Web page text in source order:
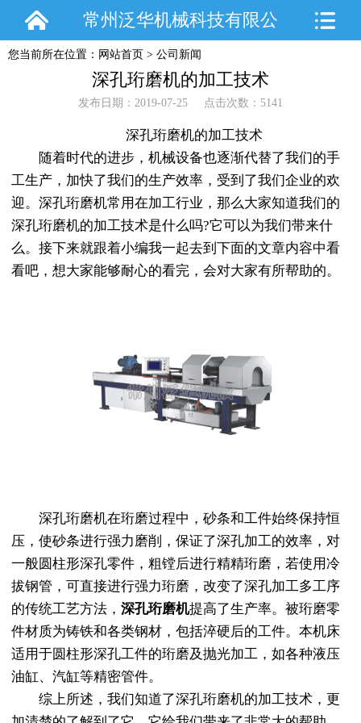
常州泛华机械科技有限公
司
您当前所在位置： 网站首页 > 公司新闻
深孔珩磨机的加工技术
发布日期：2019-07-25 点击次数：5141
深孔珩磨机的加工技术
随着时代的进步，机械设备也逐渐代替了我们的手
工生产，加快了我们的生产效率，受到了我们企业的欢
迎。深孔珩磨机常用在加工行业，那么大家知道我们的
深孔珩磨机的加工技术是什么吗?它可以为我们带来什
么。接下来就跟着小编我一起去到下面的文章内容中看
看吧，想大家能够耐心的看完，会对大家有所帮助的。
深孔珩磨机在珩磨过程中，砂条和工件始终保持恒
压，使砂条进行强力磨削，保证了深孔加工的效率，对
一般圆柱形深孔零件，粗镗后进行精精珩磨，若使用冷
拔钢管，可直接进行强力珩磨，改变了深孔加工多工序
的传统工艺方法， 深孔珩磨机提高了生产率。被珩磨零
件材质为铸铁和各类钢材，包括淬硬后的工件。本机床
适用于圆柱形深孔工件的珩磨及抛光加工，如各种液压
油缸、汽缸等精密管件。
综上所述，我们知道了深孔珩磨机的加工技术，更